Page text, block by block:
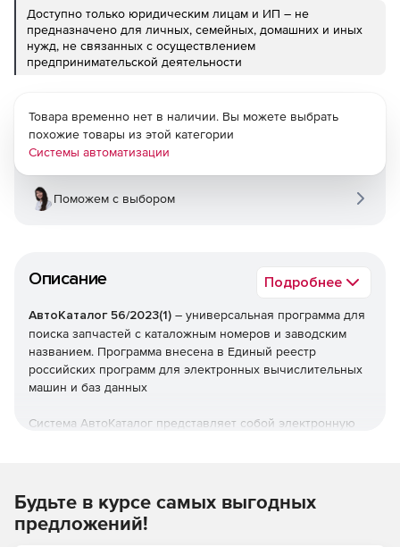
Доступно только юридическим лицам и ИП – не
предназначено для личных, семейных, домашних и иных
нужд, не связанных с осуществлением
предпринимательской деятельности
Описание Подробнее
АвтоКаталог 56/2023(1) – универсальная программа для
поиска запчастей с каталожным номеров и заводским
названием. Программа внесена в Единый реестр
российских программ для электронных вычислительных
машин и баз данных
Система АвтоКаталог представляет собой электронную
об устройстве автомобилей – от крупных узлов и
агрегатов до запчастей с их кодами, наименованиями и
Товара временно нет в наличии. Вы можете выбрать
похожие товары из этой категории
Системы автоматизации
Поможем с выбором
Будьте в курсе самых выгодных
предложений!